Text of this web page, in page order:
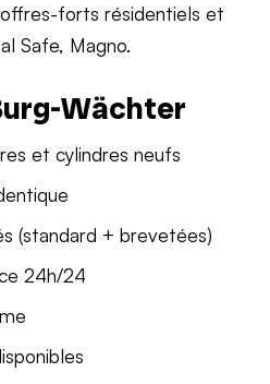
forts résidentiels et
Safe, Magno.
Wächter
et cylindres neufs
(standard + brevetées)
24h/24